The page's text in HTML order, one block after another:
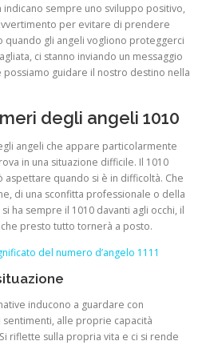
sempre uno sviluppo positivo,
per evitare di prendere
quando gli angeli vogliono proteggerci
ci stanno inviando un messaggio
guidare il nostro destino nella
degli angeli 1010
angeli che appare particolarmente
in una situazione difficile. Il 1010
aspettare quando si è in difficoltà. Che
di una sconfitta professionale o della
ha sempre il 1010 davanti agli occhi, il
presto tutto tornerà a posto.
del numero d’angelo 1111
inducono a guardare con
alle proprie capacità
riflette sulla propria vita e ci si rende